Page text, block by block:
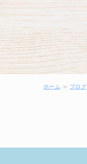
ホーム ≫ ブログ